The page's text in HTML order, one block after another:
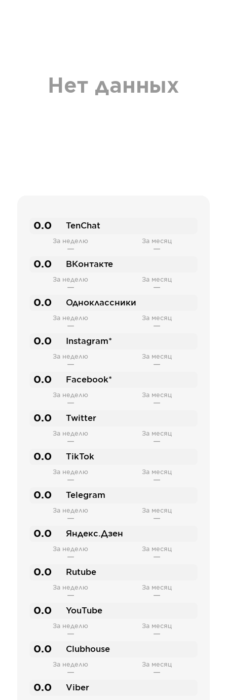
Нет данных
0.0 TenChat
За неделю
—
За месяц
—
0.0 ВКонтакте
За неделю
—
За месяц
—
0.0 Одноклассники
За неделю
—
За месяц
—
0.0 Instagram*
За неделю
—
За месяц
—
0.0 Facebook*
За неделю
—
За месяц
—
0.0 Twitter
За неделю
—
За месяц
—
0.0 TikTok
За неделю
—
За месяц
—
0.0 Telegram
За неделю
—
За месяц
—
0.0 Яндекс.Дзен
За неделю
—
За месяц
—
0.0 Rutube
За неделю
—
За месяц
—
0.0 YouTube
За неделю
—
За месяц
—
0.0 Clubhouse
За неделю
—
За месяц
—
0.0 Viber